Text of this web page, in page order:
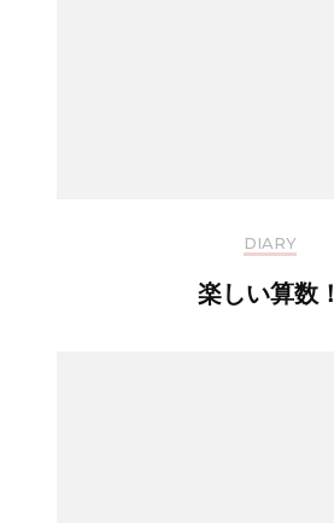
DIARY
楽しい算数！